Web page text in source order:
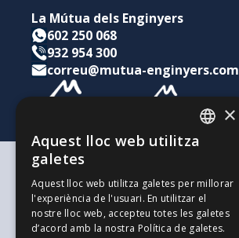
La Mútua dels Enginyers
602 250 068
932 954 300
correu@mutua-enginyers.com
Segons les teves necessitats
Per a tu i la teva família
Per als teus estalvis i inversions
Per a la teva empresa
ENGLISH
×
Aquest lloc web utilitza
galetes
Aquest lloc web utilitza galetes per millorar
l'experiència de l'usuari. En utilitzar el
nostre lloc web, accepteu totes les galetes
d’acord amb la nostra Política de galetes.